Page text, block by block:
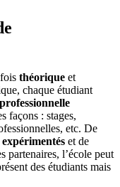
théorique et
chaque étudiant
façons : stages,
etc. De
et de
partenaires, l’école peut
des étudiants mais